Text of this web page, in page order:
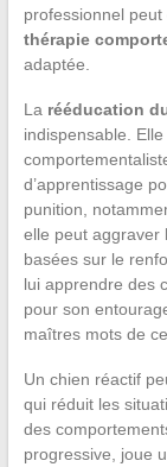
professionnel
thérapie
adaptée.
La rééducation
indispensable.
d’apprentissage
punition,
elle peut aggraver
basées sur le
lui apprendre des
pour son
maîtres mots de
Un chien réactif
qui réduit les
des
progressive, joue